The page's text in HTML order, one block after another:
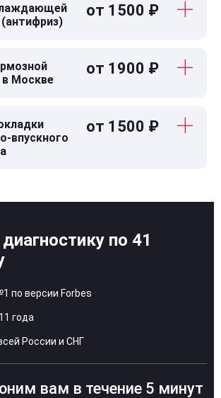
от 1500 ₽
Москве
от 1900 ₽
впускного
от 1500 ₽
по 41
по версии Forbes
года
России и СНГ
вам в течение 5 минут